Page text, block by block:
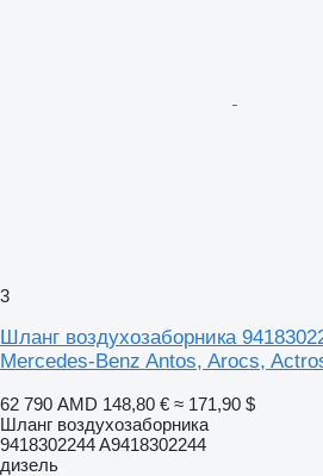
3
Шланг воздухозаборника
Mercedes-Benz Antos, Arocs,
62 790 AMD 148,80 € ≈ 171,90 $
Шланг воздухозаборника
9418302244 A9418302244
дизель